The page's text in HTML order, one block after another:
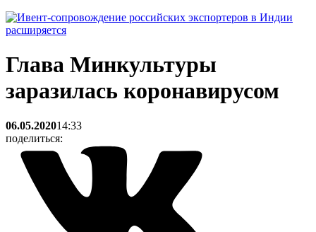
Глава Минкультуры
заразилась коронавирусом
06.05.202014:33
поделиться: